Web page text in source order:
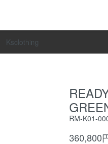
Ksclothing
RM-K01-
360,800